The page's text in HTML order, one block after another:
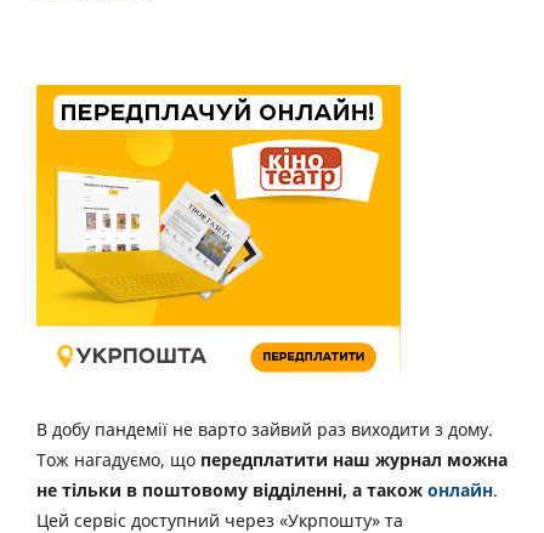
В добу пандемії не варто зайвий раз виходити з дому.
Тож нагадуємо, що передплатити наш журнал можна
не тільки в поштовому відділенні, а також онлайн.
Цей сервіс доступний через «Укрпошту» та